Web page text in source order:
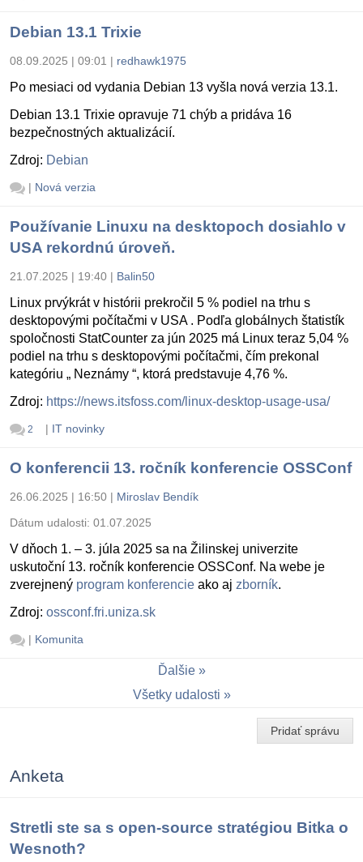
Debian 13.1 Trixie
08.09.2025 | 09:01 | redhawk1975
Po mesiaci od vydania Debian 13 vyšla nová verzia 13.1.
Debian 13.1 Trixie opravuje 71 chýb a pridáva 16
bezpečnostných aktualizácií.
Zdroj: Debian
| Nová verzia
Používanie Linuxu na desktopoch dosiahlo v
USA rekordnú úroveň.
21.07.2025 | 19:40 | Balin50
Linux prvýkrát v histórii prekročil 5 % podiel na trhu s
desktopovými počítačmi v USA . Podľa globálnych štatistík
spoločnosti StatCounter za jún 2025 má Linux teraz 5,04 %
podiel na trhu s desktopovými počítačmi, čím prekonal
kategóriu „ Neznámy “, ktorá predstavuje 4,76 %.
Zdroj: https://news.itsfoss.com/linux-desktop-usage-usa/
2 | IT novinky
O konferencii 13. ročník konferencie OSSConf
26.06.2025 | 16:50 | Miroslav Bendík
Dátum udalosti: 01.07.2025
V dňoch 1. – 3. júla 2025 sa na Žilinskej univerzite
uskutoční 13. ročník konferencie OSSConf. Na webe je
zverejnený program konferencie ako aj zborník.
Zdroj: ossconf.fri.uniza.sk
| Komunita
Ďalšie
Všetky udalosti
Pridať správu
Anketa
Stretli ste sa s open-source stratégiou Bitka o
Wesnoth?